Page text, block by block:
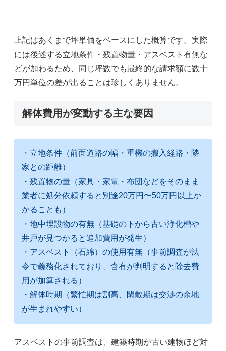
上記はあくまで坪単価をベースにした概算です。実際
には後述する立地条件・残置物量・アスベスト有無な
どが加わるため、同じ坪数でも最終的な請求額に数十
万円単位の差が出ることは珍しくありません。
解体費用が変動する主な要因
・立地条件（前面道路の幅・重機の搬入経路・隣
家との距離）
・残置物の量（家具・家電・布団などをそのまま
業者に処分依頼すると別途20万円〜50万円以上か
かることも）
・地中埋設物の有無（基礎の下から古い浄化槽や
井戸が見つかると追加費用が発生）
・アスベスト（石綿）の使用有無（事前調査が法
令で義務化されており、含有が判明すると除去費
用が加算される）
・解体時期（繁忙期は割高、閑散期は交渉の余地
が生まれやすい）
アスベストの事前調査は、建築時期が古い建物ほど対